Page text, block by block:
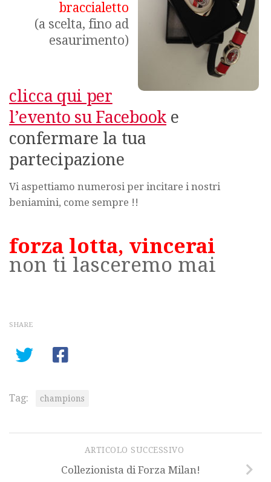
braccialetto
(a scelta, fino ad
esaurimento)
clicca qui per
l’evento su Facebook e
confermare la tua
partecipazione
Vi aspettiamo numerosi per incitare i nostri
beniamini, come sempre !!
forza lotta, vincerai
non ti lasceremo mai
SHARE
Tag: champions
ARTICOLO SUCCESSIVO
Collezionista di Forza Milan!